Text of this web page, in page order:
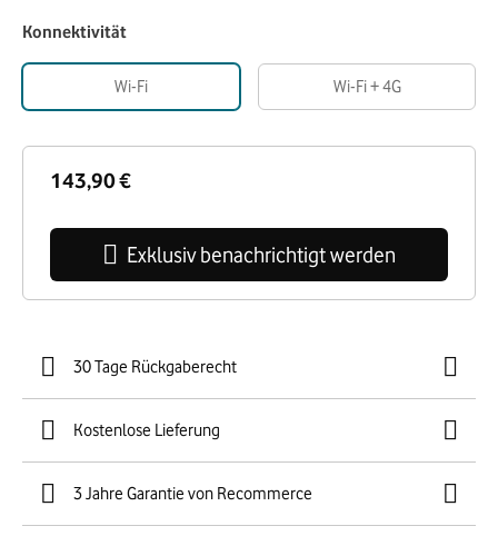
143,90 €
Exklusiv benachrichtigt werden
Konnektivität
Wi-Fi Wi-Fi + 4G
30 Tage Rückgaberecht
Kostenlose Lieferung
3 Jahre Garantie von Recommerce